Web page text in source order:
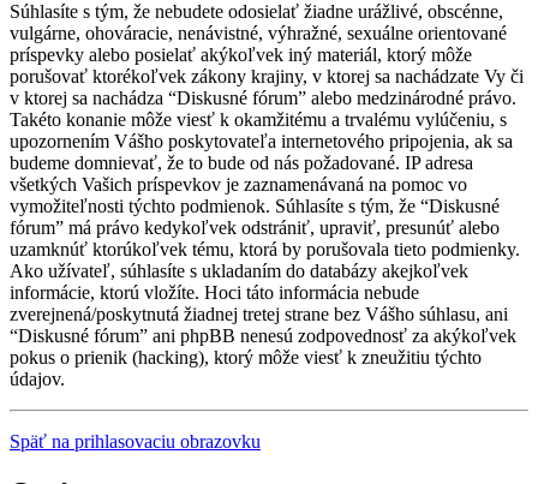
Súhlasíte s tým, že nebudete odosielať žiadne urážlivé, obscénne,
vulgárne, ohováracie, nenávistné, výhražné, sexuálne orientované
príspevky alebo posielať akýkoľvek iný materiál, ktorý môže
porušovať ktorékoľvek zákony krajiny, v ktorej sa nachádzate Vy či
v ktorej sa nachádza “Diskusné fórum” alebo medzinárodné právo.
Takéto konanie môže viesť k okamžitému a trvalému vylúčeniu, s
upozornením Vášho poskytovateľa internetového pripojenia, ak sa
budeme domnievať, že to bude od nás požadované. IP adresa
všetkých Vašich príspevkov je zaznamenávaná na pomoc vo
vymožiteľnosti týchto podmienok. Súhlasíte s tým, že “Diskusné
fórum” má právo kedykoľvek odstrániť, upraviť, presunúť alebo
uzamknúť ktorúkoľvek tému, ktorá by porušovala tieto podmienky.
Ako užívateľ, súhlasíte s ukladaním do databázy akejkoľvek
informácie, ktorú vložíte. Hoci táto informácia nebude
zverejnená/poskytnutá žiadnej tretej strane bez Vášho súhlasu, ani
“Diskusné fórum” ani phpBB nenesú zodpovednosť za akýkoľvek
pokus o prienik (hacking), ktorý môže viesť k zneužitiu týchto
údajov.
Späť na prihlasovaciu obrazovku